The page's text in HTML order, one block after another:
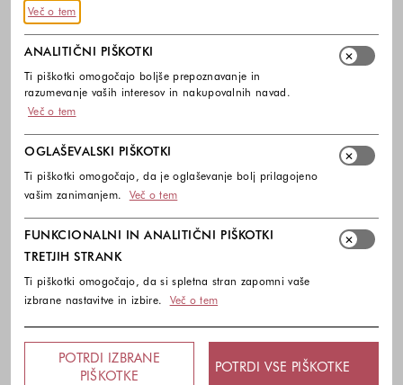
Več o tem
ANALITIČNI PIŠKOTKI
Ti piškotki omogočajo boljše prepoznavanje in
razumevanje vaših interesov in nakupovalnih navad.
Več o tem
OGLAŠEVALSKI PIŠKOTKI
Ti piškotki omogočajo, da je oglaševanje bolj prilagojeno
vašim zanimanjem.
Več o tem
FUNKCIONALNI IN ANALITIČNI PIŠKOTKI
TRETJIH STRANK
Ti piškotki omogočajo, da si spletna stran zapomni vaše
izbrane nastavitve in izbire.
Več o tem
POTRDI IZBRANE
PIŠKOTKE
POTRDI VSE PIŠKOTKE